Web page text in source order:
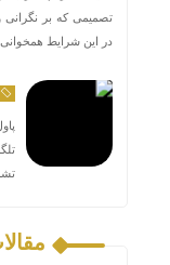
تصمیمی که بر نگرانی و
در این شرایط همخوانی